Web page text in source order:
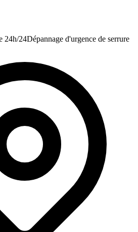
24h/24Dépannage d'urgence de serrure